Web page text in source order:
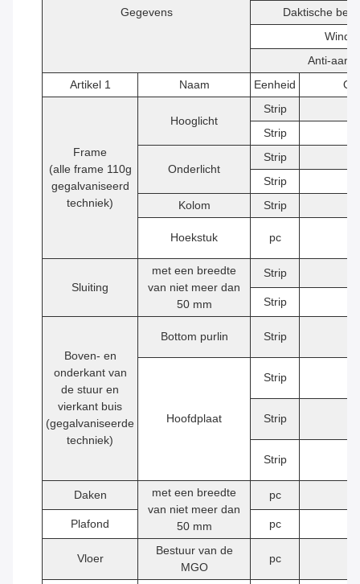
Gegevens
Daktische
Anti-
Artikel 1
Naam Eenheid Qty
Frame
(alle frame 110g
gegalvaniseerd
techniek)
Hooglicht
Strip
Strip
Onderlicht
Strip
Strip
Kolom
Strip
Hoekstuk pc
Sluiting
met een breedte
van niet meer dan
50 mm
Strip
Strip
Boven- en
onderkant van
de stuur en
vierkant buis
(gegalvaniseerde
techniek)
Bottom purlin Strip
Hoofdplaat
Strip
Strip
Strip
Daken
met een breedte
van niet meer dan
50 mm
pc
Plafond pc
Vloer
Bestuur van de
MGO
pc